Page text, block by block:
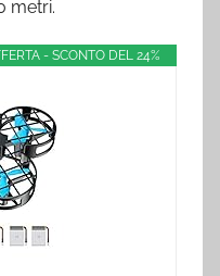
metri.
- SCONTO DEL 24%